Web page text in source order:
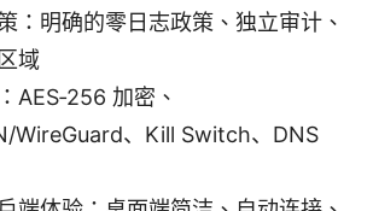
：明确的零日志政策、独立审计、
域
AES‑256 加密、
WireGuard、Kill Switch、DNS